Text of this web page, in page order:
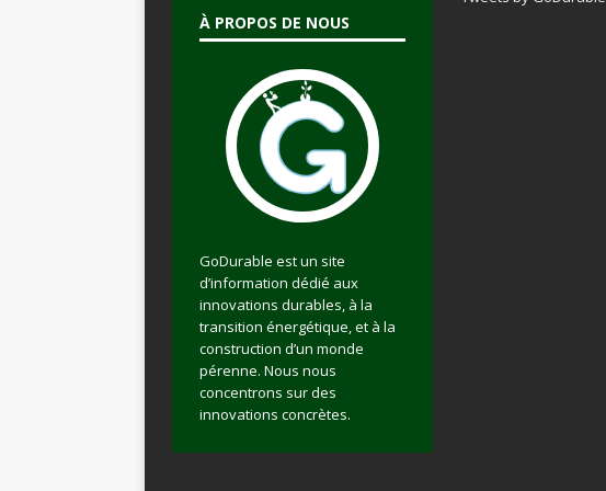
À PROPOS DE NOUS
GoDurable est un site
d’information dédié aux
innovations durables, à la
transition énergétique, et à la
construction d’un monde
pérenne. Nous nous
concentrons sur des
innovations concrètes.